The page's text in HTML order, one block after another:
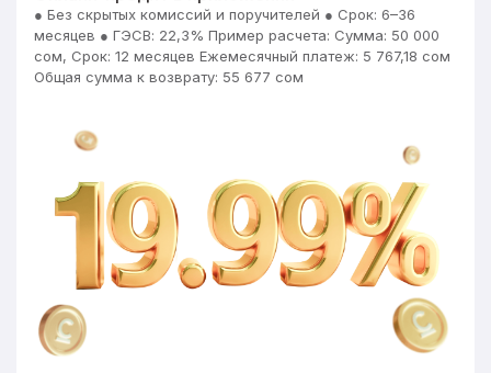
● Без скрытых комиссий и поручителей ● Срок: 6–36
месяцев ● ГЭСВ: 22,3% Пример расчета: Сумма: 50 000
сом, Срок: 12 месяцев Ежемесячный платеж: 5 767,18 сом
Общая сумма к возврату: 55 677 сом